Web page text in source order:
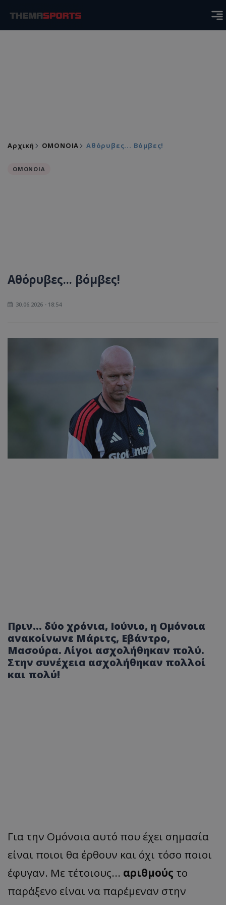
Αρχική ΟΜΟΝΟΙΑ Αθόρυβες... Βόμβες!
ΟΜΟΝΟΙΑ
Αθόρυβες... βόμβες!
30.06.2026 - 18:54
Πριν... δύο χρόνια, Ιούνιο, η Ομόνοια
ανακοίνωνε Μάριτς, Εβάντρο,
Μασούρα. Λίγοι ασχολήθηκαν πολύ.
Στην συνέχεια ασχολήθηκαν πολλοί
και πολύ!
Για την Ομόνοια αυτό που έχει σημασία
είναι ποιοι θα έρθουν και όχι τόσο ποιοι
έφυγαν. Με τέτοιους... αριθμούς το
παράξενο είναι να παρέμεναν στην